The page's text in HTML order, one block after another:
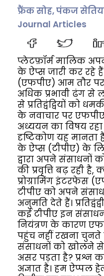
फ्रैंक सोह, पंकज
Journal Articles
प्लेटफ़ॉर्म मालिक
के ऐप्स जारी कर रहे
(एफपीए) आम तौर
अधिक प्रभावी ढंग से
से प्रतिद्वंद्वियों को
के नवाचार पर
अध्ययन का विषय
दृष्टिकोण यह मानता
के ऐप्स (टीपीए) के
द्वारा अपने संसाधनों
की प्रवृत्ति बढ़ रही
प्रोग्रामिंग इंटरफेस
टीपीए को अपने
अनुमति देते हैं।
कई टीपीए इन
नियंत्रण के कारण
पहुंच नहीं रखना चुनते
संसाधनों को खोलने से
असर पड़ता है? प्रश्न
अज्ञात है। हम ऐप्पल